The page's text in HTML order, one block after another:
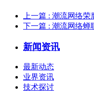
上一篇 : 潮流网络荣
下一篇 : 潮流网络蝉
新闻资讯
最新动态
业界资讯
技术探讨